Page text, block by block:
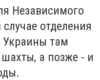
Независимого
отделения
Украины там
а позже - и